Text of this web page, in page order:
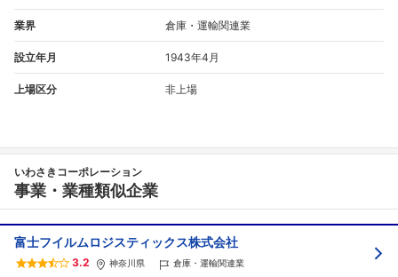
業界 倉庫・運輸関連業
設立年月 1943年4月
上場区分 非上場
いわさきコーポレーション
事業・業種類似企業
富士フイルムロジスティックス株式会社
3.2 神奈川県 倉庫・運輸関連業